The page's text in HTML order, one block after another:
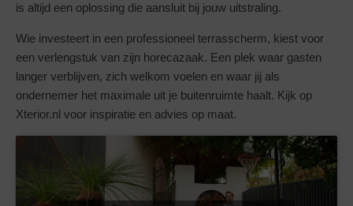
is altijd een oplossing die aansluit bij jouw uitstraling.
Wie investeert in een professioneel terrasscherm, kiest voor
een verlengstuk van zijn horecazaak. Een plek waar gasten
langer verblijven, zich welkom voelen en waar jij als
ondernemer het maximale uit je buitenruimte haalt. Kijk op
Xterior.nl voor inspiratie en advies op maat.